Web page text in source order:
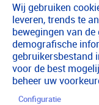
Wij gebruiken
leveren, trends te
bewegingen van
demografische
gebruikersbestand
voor de best
beheer uw
Configuratie